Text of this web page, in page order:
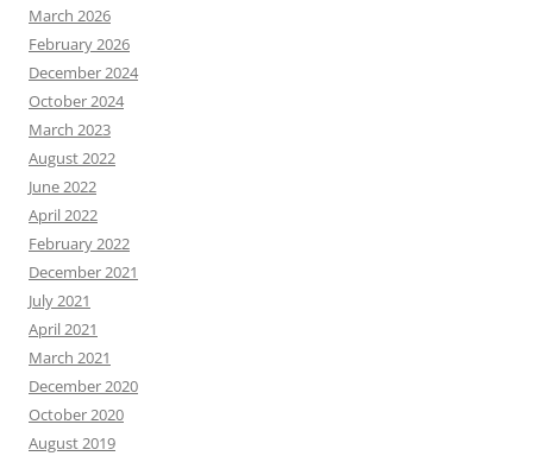
March 2026
February 2026
December 2024
October 2024
March 2023
August 2022
June 2022
April 2022
February 2022
December 2021
July 2021
April 2021
March 2021
December 2020
October 2020
August 2019